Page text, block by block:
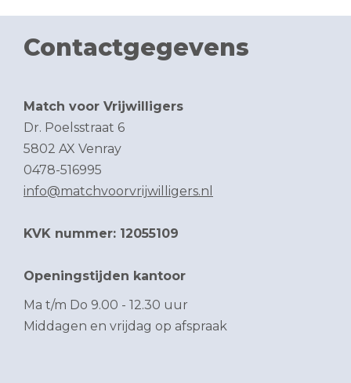
Contactgegevens
Match voor Vrijwilligers
Dr. Poelsstraat 6
5802 AX Venray
0478-516995
info@matchvoorvrijwilligers.nl
KVK nummer: 12055109
Openingstijden kantoor
Ma t/m Do 9.00 - 12.30 uur
Middagen en vrijdag op afspraak